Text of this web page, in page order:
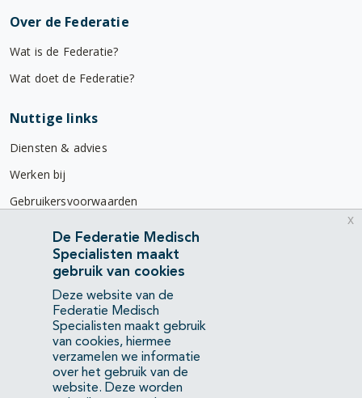
Over de Federatie
Wat is de Federatie?
Wat doet de Federatie?
Nuttige links
Diensten & advies
Werken bij
Gebruikersvoorwaarden
Privacyverklaring
Contact
Mercatorlaan 1200
3528 BL Utrecht
(088) 505 34 34
info@richtlijnendatabase.nl
De Federatie Medisch
Specialisten maakt
gebruik van cookies
Deze website van de
Federatie Medisch
Specialisten maakt gebruik
van cookies, hiermee
verzamelen we informatie
over het gebruik van de
website. Deze worden
x